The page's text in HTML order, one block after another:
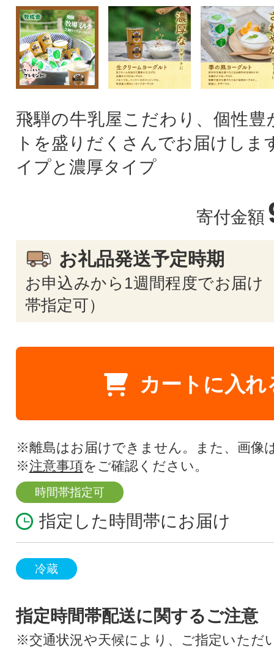
飛騨の牛乳屋こだわり、個性豊
トを盛りだくさんでお届けしま
イプと濃厚タイプ
寄付金額
お礼品発送予定時期
お申込みから1週間程度でお届け
帯指定可）
カートに入れ
※離島はお届けできません。また、画像
※注意事項をご確認ください。
時間帯指定可
指定した時間帯にお届け
冷蔵
指定時間帯配送に関するご注意
※交通状況や天候により、ご指定いただ